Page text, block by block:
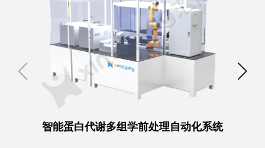
智能蛋白代谢多组学前处理自动化系统